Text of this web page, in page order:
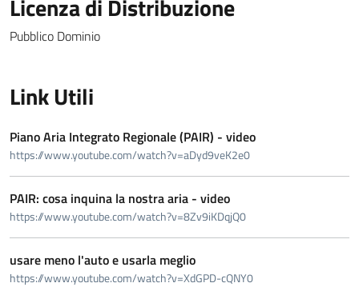
Licenza di Distribuzione
Pubblico Dominio
Link Utili
Piano Aria Integrato Regionale (PAIR) - video
https://www.youtube.com/watch?v=aDyd9veK2e0
PAIR: cosa inquina la nostra aria - video
https://www.youtube.com/watch?v=8Zv9iKDqjQ0
usare meno l'auto e usarla meglio
https://www.youtube.com/watch?v=XdGPD-cQNY0